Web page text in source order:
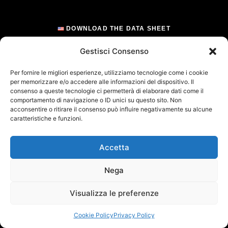
Gestisci Consenso
Per fornire le migliori esperienze, utilizziamo tecnologie come i cookie
per memorizzare e/o accedere alle informazioni del dispositivo. Il
consenso a queste tecnologie ci permetterà di elaborare dati come il
comportamento di navigazione o ID unici su questo sito. Non
acconsentire o ritirare il consenso può influire negativamente su alcune
caratteristiche e funzioni.
Accetta
Nega
Visualizza le preferenze
Cookie PolicyPrivacy Policy
DOWNLOAD THE DATA SHEET